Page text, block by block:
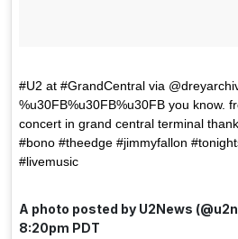
#U2 at #GrandCentral via
%u30FB%u30FB%u30FB you know.
concert in grand central terminal
#bono #theedge #jimmyfallon
#livemusic
A photo posted by U2News
8:20pm PDT